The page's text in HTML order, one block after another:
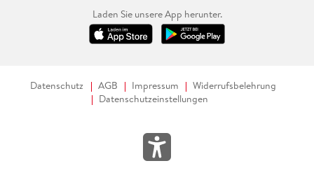
ihrer Familiengeschichte verdanke. Es ist vielmehr eine
labyrinthische Identitätsprosa, die einerseits oft in
Phantasiewelten abdriftet, die zwischen Mythen, Träumen
und Äpfel) oder eine Abwandlung historischer Gestalten
(kopflose Kreuzritter) dem Leser Rätsel aufgeben. Und die
mit Themen wie Kriegserfahrung und Neuanfang,
Hineinwirkung von Geschichte in die Gegenwart oder eben
Grenzland und Identität auseinandersetzt.
Laden Sie unsere App herunter.
Datenschutz AGB Impressum
Widerrufsbelehrung
Datenschutzeinstellungen